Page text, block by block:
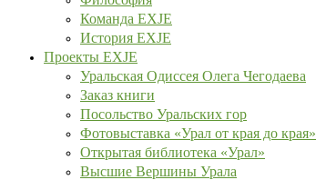
Команда EXJE
История EXJE
Проекты EXJE
Уральская Одиссея Олега Чегодаева
Заказ книги
Посольство Уральских гор
Фотовыставка «Урал от края до края»
Открытая библиотека «Урал»
Высшие Вершины Урала